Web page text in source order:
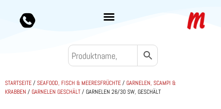
STARTSEITE/SEAFOOD, FISCH & MEERESFRÜCHTE/GARNELEN, SCAMPI &
KRABBEN /GARNELEN GESCHÄLT/ GARNELEN 26/30 SW, GESCHÄLT